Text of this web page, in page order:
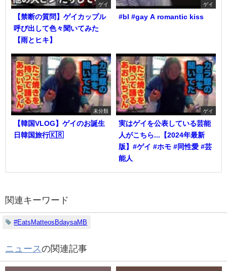
ゲイ
【禁断の質問】ゲイカップル
呼び出して色々聞いてみた
【雨とヒキ】
ゲイ
#bl #gay A romantic kiss
未分類
【韓国VLOG】ゲイのお誕生
日韓国旅行🇰🇷
ゲイ
実はゲイを公表している芸能
人がこちら...【2024年最新
版】#ゲイ #ホモ #同性愛 #芸
能人
関連キーワード
#EatsMatteosBdaysaMB
ニュースの関連記事